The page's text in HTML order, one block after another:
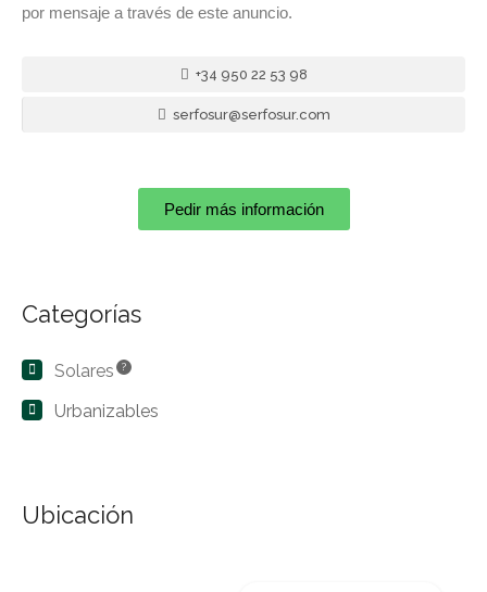
por mensaje a través de este anuncio.
+34 950 22 53 98
serfosur@serfosur.com
Pedir más información
Categorías
Solares ?
Urbanizables
Ubicación